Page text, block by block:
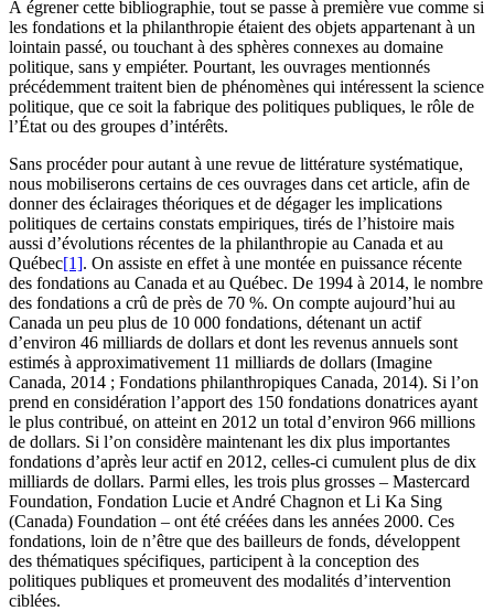
À égrener cette bibliographie, tout se passe à première vue comme si
les fondations et la philanthropie étaient des objets appartenant à un
lointain passé, ou touchant à des sphères connexes au domaine
politique, sans y empiéter. Pourtant, les ouvrages mentionnés
précédemment traitent bien de phénomènes qui intéressent la science
politique, que ce soit la fabrique des politiques publiques, le rôle de
l’État ou des groupes d’intérêts.
Sans procéder pour autant à une revue de littérature systématique,
nous mobiliserons certains de ces ouvrages dans cet article, afin de
donner des éclairages théoriques et de dégager les implications
politiques de certains constats empiriques, tirés de l’histoire mais
aussi d’évolutions récentes de la philanthropie au Canada et au
Québec[1]. On assiste en effet à une montée en puissance récente
des fondations au Canada et au Québec. De 1994 à 2014, le nombre
des fondations a crû de près de 70 %. On compte aujourd’hui au
Canada un peu plus de 10 000 fondations, détenant un actif
d’environ 46 milliards de dollars et dont les revenus annuels sont
estimés à approximativement 11 milliards de dollars (Imagine
Canada, 2014 ; Fondations philanthropiques Canada, 2014). Si l’on
prend en considération l’apport des 150 fondations donatrices ayant
le plus contribué, on atteint en 2012 un total d’environ 966 millions
de dollars. Si l’on considère maintenant les dix plus importantes
fondations d’après leur actif en 2012, celles-ci cumulent plus de dix
milliards de dollars. Parmi elles, les trois plus grosses – Mastercard
Foundation, Fondation Lucie et André Chagnon et Li Ka Sing
(Canada) Foundation – ont été créées dans les années 2000. Ces
fondations, loin de n’être que des bailleurs de fonds, développent
des thématiques spécifiques, participent à la conception des
politiques publiques et promeuvent des modalités d’intervention
ciblées.